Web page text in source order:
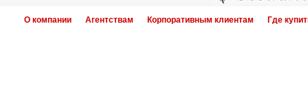
О компании Агентствам Корпоративным клиентам Где